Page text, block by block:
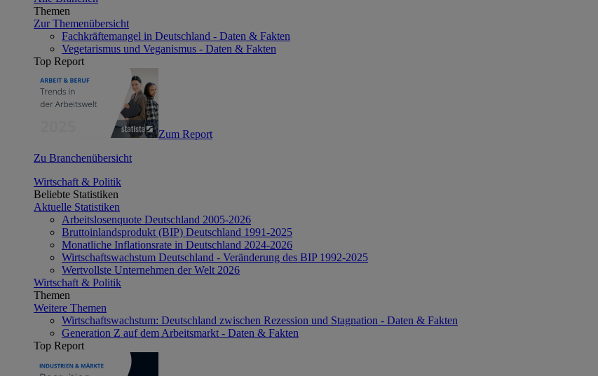
Themen
Zur Themenübersicht
Fachkräftemangel in Deutschland - Daten & Fakten
Vegetarismus und Veganismus - Daten & Fakten
Top Report
Zum Report
Zu Branchenübersicht
Wirtschaft & Politik
Beliebte Statistiken
Aktuelle Statistiken
Arbeitslosenquote Deutschland 2005-2026
Bruttoinlandsprodukt (BIP) Deutschland 1991-2025
Monatliche Inflationsrate in Deutschland 2024-2026
Wirtschaftswachstum Deutschland - Veränderung des BIP 1992-2025
Wertvollste Unternehmen der Welt 2026
Wirtschaft & Politik
Themen
Weitere Themen
Wirtschaftswachstum: Deutschland zwischen Rezession und Stagnation - Daten & Fakten
Generation Z auf dem Arbeitsmarkt - Daten & Fakten
Top Report